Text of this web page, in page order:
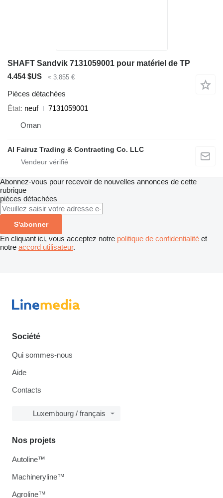
SHAFT Sandvik 7131059001 pour matériel de TP
4.454 $US
≈ 3.855 €
Pièces détachées
État neuf
7131059001
Oman
Al Fairuz Trading & Contracting Co. LLC
Abonnez-vous pour recevoir de nouvelles annonces de cette
rubrique
pièces détachées
S'abonner
En cliquant ici, vous acceptez notre politique de confidentialité et
notre accord utilisateur.
Société
Qui sommes-nous
Aide
Contacts
Luxembourg / français
Nos projets
Autoline™
Machineryline™
Agroline™